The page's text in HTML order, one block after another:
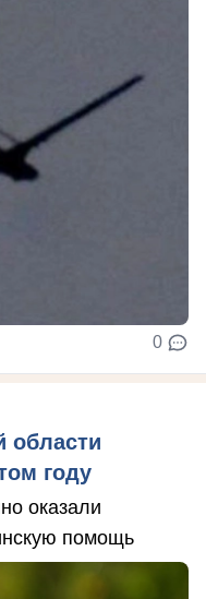
0
области
году
оказали
помощь